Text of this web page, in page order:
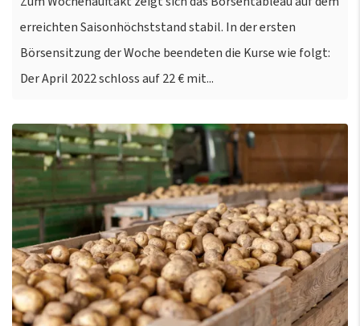
erreichten Saisonhöchststand stabil. In der ersten
Börsensitzung der Woche beendeten die Kurse wie folgt:
Der April 2022 schloss auf 22 € mit...